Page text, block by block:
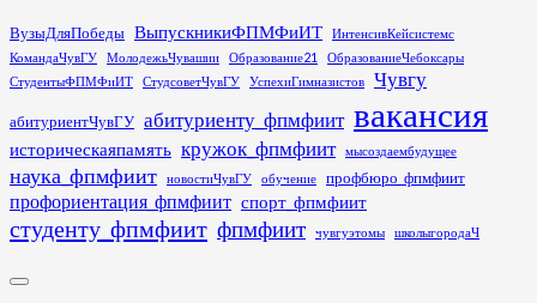
Перейти
к
содержимому
ВузыДляПобеды ВыпускникиФПМФиИТ
ИнтенсивКейсистемс
КомандаЧувГУ
МолодежьЧувашии Образование21
ОбразованиеЧебоксары
СтудентыФПМФиИТ
СтудсоветЧувГУ УспехиГимназистов Чувгу
абитуриентЧувГУ абитуриенту_фпмфиит вакансия
историческаяпамять кружок_фпмфиит мысоздаембудущее
наука_фпмфиит новостиЧувГУ обучение профбюро_фпмфиит
профориентация_фпмфиит спорт_фпмфиит
студенту_фпмфиит фпмфиит чувгуэтомы школыгородаЧ
Основное